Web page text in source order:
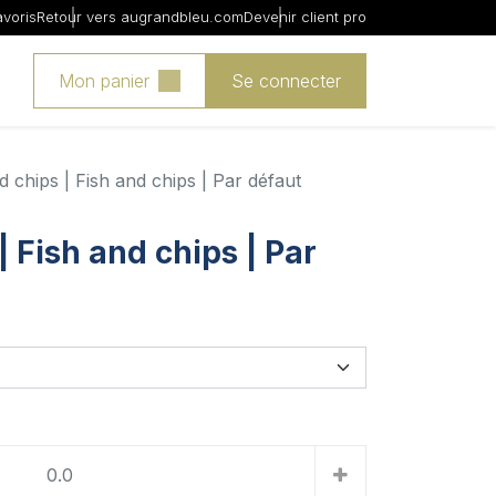
Retour vers augrandbleu.comDevenir client pro
Mon panier Se connecter
chips | Fish and chips | Par défaut
Fish and chips | Par